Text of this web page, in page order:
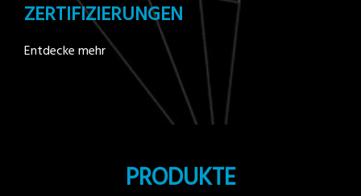
ZERTIFIZIERUNGEN
Entdecke mehr
PRODUKTE